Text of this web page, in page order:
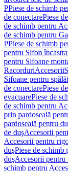
PPiese de schimb
de conectarePiese
de schimb pentru
de schimb pentru
PPiese de schimb
pentru Sifon
pentru Sifoane
RacorduriAccesorii
Sifoane pentru
de conectarePiese
evacuarePiese de
de schimb pentru
prin pardoseală
pardoseală pentru
de duşAccesorii
Accesorii pentru
duşPiese de schimb
duşAccesorii pentru
schimb pentru